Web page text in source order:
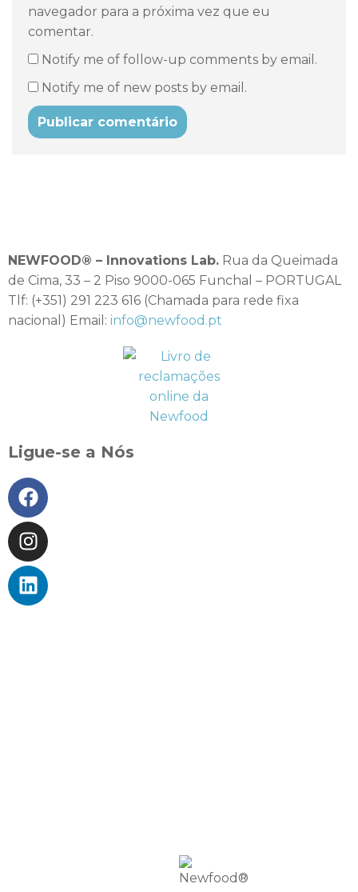
navegador para a próxima vez que eu
comentar.
Notify me of follow-up comments by email.
Notify me of new posts by email.
NEWFOOD® – Innovations Lab. Rua da Queimada
de Cima, 33 – 2 Piso 9000-065 Funchal – PORTUGAL
Tlf: (+351) 291 223 616 (Chamada para rede fixa
nacional) Email: info@newfood.pt
Ligue-se a Nós